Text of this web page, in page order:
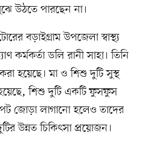
উঠতে পারছেন না।
বড়াইগ্রাম উপজেলা স্বাস্থ্য
কর্মকর্তা ডলি রানী সাহা। তিনি
হয়েছে। মা ও শিশু দুটি সুস্থ
শিশু দুটি একটি ফুসফুস
জোড়া লাগানো হলেও তাদের
উন্নত চিকিৎসা প্রয়োজন।